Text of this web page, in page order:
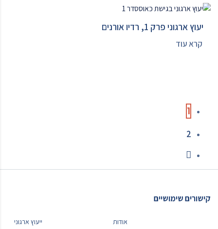
יעוץ ארגוני פרק 1, רדיו אורנים
קרא עוד
1
2
קישורים שימושיים
אודות ייעוץ ארגוני